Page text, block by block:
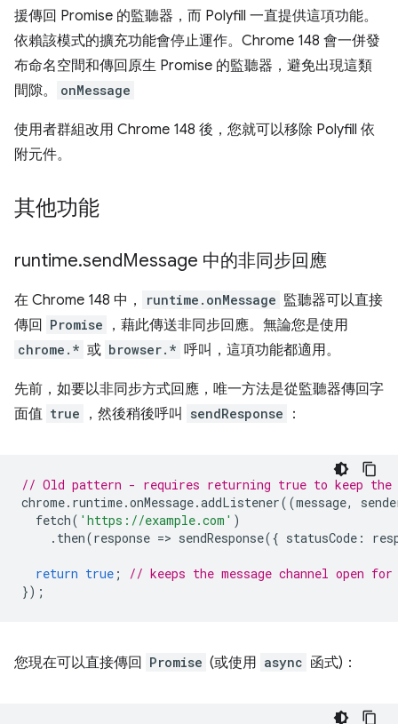
援傳回 Promise 的監聽器，而 Polyfill 一直提供這項功能。
依賴該模式的擴充功能會停止運作。Chrome 148 會一併發
布命名空間和傳回原生 Promise 的監聽器，避免出現這類
間隙。
onMessage
使用者群組改用 Chrome 148 後，您就可以移除 Polyfill 依
附元件。
其他功能
runtime.sendMessage 中的非同步回應
在 Chrome 148 中， runtime.onMessage 監聽器可以直接
傳回
Promise ，藉此傳送非同步回應。無論您是使用
chrome.* 或 browser.* 呼叫，這項功能都適用。
先前，如要以非同步方式回應，唯一方法是從監聽器傳回字
面值 true ，然後稍後呼叫 sendResponse ：
// Old pattern - requires returning true to keep the
chrome. runtime.onMessage.addListener((message,
fetch( 'https://example.com' )
. then(response => sendResponse({ statusCode :
return true ;
// keeps the message channel open for
});
您現在可以直接傳回 Promise (或使用 async 函式)：